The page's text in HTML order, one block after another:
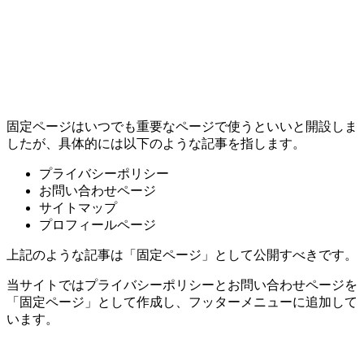
固定ページはいつでも重要なページで使うといいと開設しま
したが、具体的には以下のような記事を指します。
プライバシーポリシー
お問い合わせページ
サイトマップ
プロフィールページ
上記のような記事は「固定ページ」として公開すべきです。
当サイトではプライバシーポリシーとお問い合わせページを
「固定ページ」として作成し、フッターメニューに追加して
います。